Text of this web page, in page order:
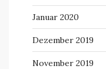
Januar 2020
Dezember 2019
November 2019